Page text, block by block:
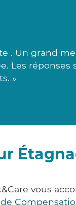
. Un grand
Les
»
vous